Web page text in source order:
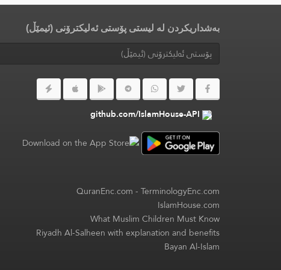
بەشداریکردن لە لیستی پۆستی ئەلیکترۆنی (ئیمێڵ)
github.com/IslamHouse-API
QuranEnc.com-TerminologyEnc.com
IslamHouse.com
What Muslim Children Must Know
Riyadh Al-Salheen with explanation and benefits
Bayan Al-Islam